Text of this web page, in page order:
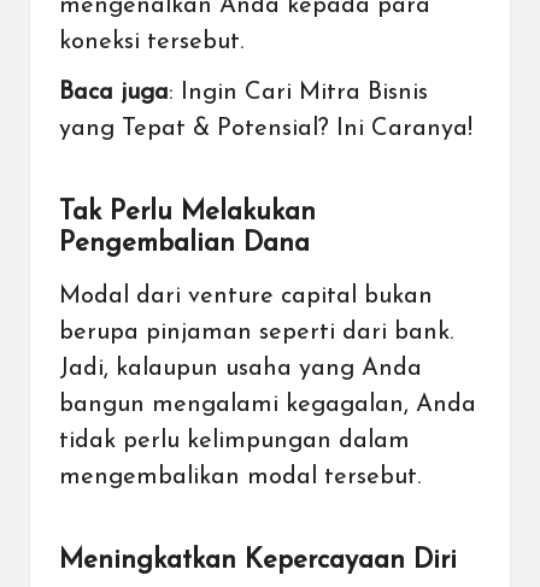
mengenalkan Anda kepada para
koneksi tersebut.
Baca juga: Ingin Cari Mitra Bisnis
yang Tepat & Potensial? Ini Caranya!
Tak Perlu Melakukan
Pengembalian Dana
Modal dari venture capital bukan
berupa pinjaman seperti dari bank.
Jadi, kalaupun usaha yang Anda
bangun mengalami kegagalan, Anda
tidak perlu kelimpungan dalam
mengembalikan modal tersebut.
Meningkatkan Kepercayaan Diri